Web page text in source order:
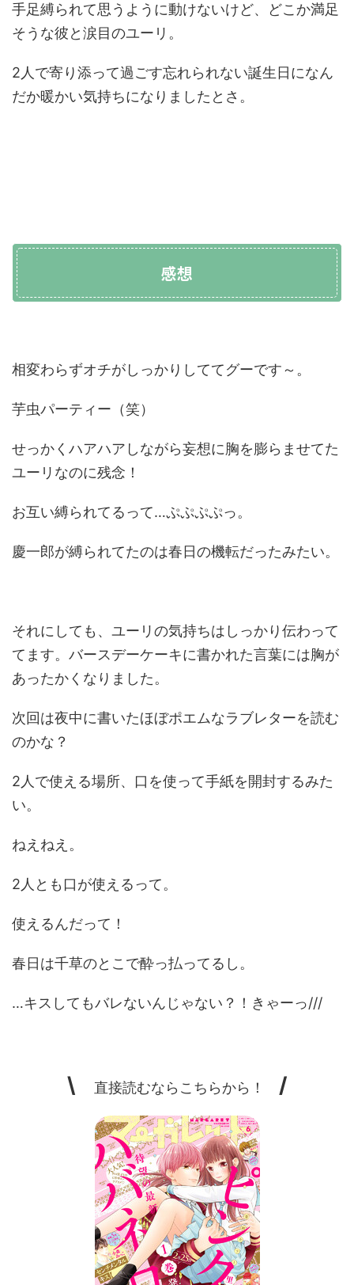
手足縛られて思うように動けないけど、どこか満足
そうな彼と涙目のユーリ。
2人で寄り添って過ごす忘れられない誕生日になん
だか暖かい気持ちになりましたとさ。
感想
相変わらずオチがしっかりしててグーです～。
芋虫パーティー（笑）
せっかくハアハアしながら妄想に胸を膨らませてた
ユーリなのに残念！
お互い縛られてるって…ぷぷぷぷっ。
慶一郎が縛られてたのは春日の機転だったみたい。
それにしても、ユーリの気持ちはしっかり伝わって
てます。バースデーケーキに書かれた言葉には胸が
あったかくなりました。
次回は夜中に書いたほぼポエムなラブレターを読む
のかな？
2人で使える場所、口を使って手紙を開封するみた
い。
ねえねえ。
2人とも口が使えるって。
使えるんだって！
春日は千草のとこで酔っ払ってるし。
…キスしてもバレないんじゃない？！きゃーっ///
\ 直接読むならこちらから！ /